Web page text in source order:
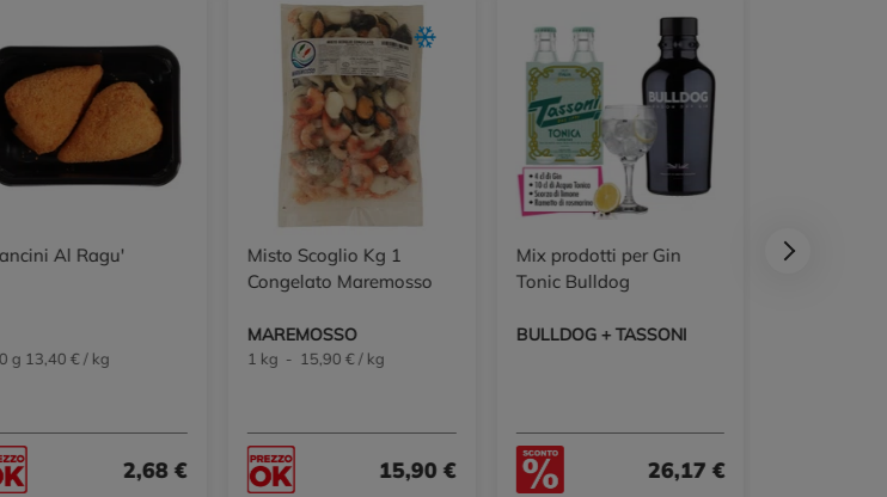
Al Ragu'
g 13,40 € / kg
2,68 €
Misto Scoglio Kg 1
Congelato Maremosso
MAREMOSSO
1 kg - 15,90 € / kg
15,90 €
Mix prodotti per Gin
Tonic Bulldog
BULLDOG + TASSONI
26,17 €
Spiedino